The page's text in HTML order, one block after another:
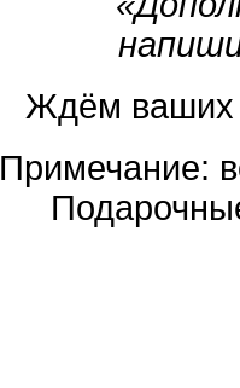
Ждём ваших
Примечание: